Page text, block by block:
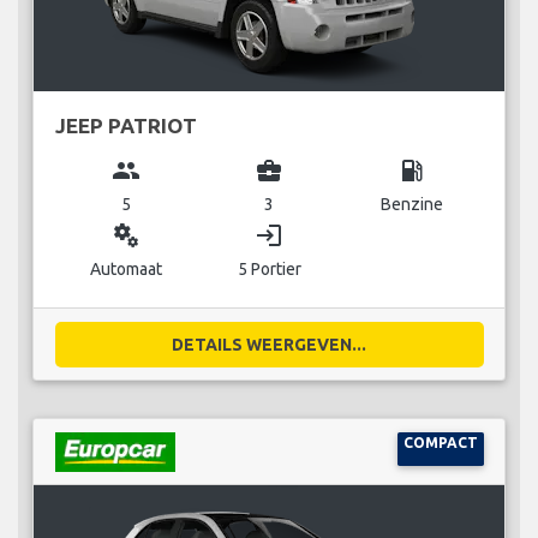
JEEP PATRIOT
group
5
business_center
3
local_gas_station
Benzine
miscellaneous_services
Automaat
login
5 Portier
DETAILS WEERGEVEN...
COMPACT